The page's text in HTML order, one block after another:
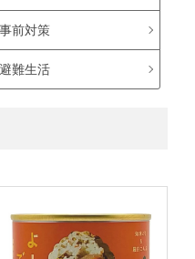
事前対策
避難生活